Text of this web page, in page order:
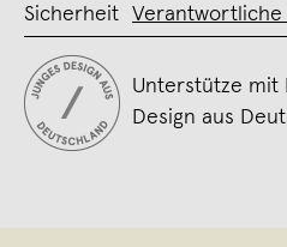
Sicherheit Verantwortliche
Unterstütze mit
Design aus